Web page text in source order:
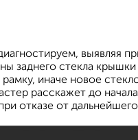
выявляя
заднего стекла крышки
иначе новое
расскажет до
отказе от